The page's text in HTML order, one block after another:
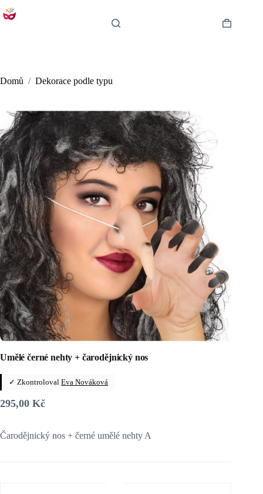
to
Shopping
Domů / Dekorace podle typu
Umělé černé nehty + čarodějnický nos
✓ Zkontroloval Eva Nováková
295,00 Kč
Čarodějnický nos + černé umělé nehty A